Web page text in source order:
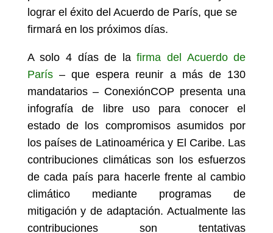
lograr el éxito del Acuerdo de París, que se
firmará en los próximos días.
A solo 4 días de lafirma del Acuerdo de
París– que espera reunir a más de 130
mandatarios – ConexiónCOP presenta una
infografía de libre uso para conocer el
estado de los compromisos asumidos por
los países de Latinoamérica y El Caribe. Las
contribuciones climáticas son los esfuerzos
de cada país para hacerle frente al cambio
climático mediante programas de
mitigación y de adaptación. Actualmente las
contribuciones son tentativas